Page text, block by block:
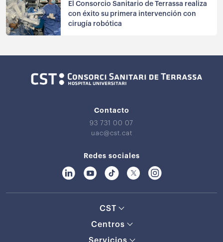
El Consorcio Sanitario de Terrassa realiza
con éxito su primera intervención con
cirugía robótica
Contacto
93 731 00 07
uac@cst.cat
Redes sociales
CST
Centros